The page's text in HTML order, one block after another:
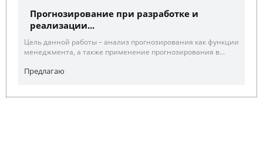
Прогнозирование при разработке и
реализации...
Цель данной работы – анализ прогнозирования как функции
менеджмента, а также применение прогнозирования в...
Предлагаю